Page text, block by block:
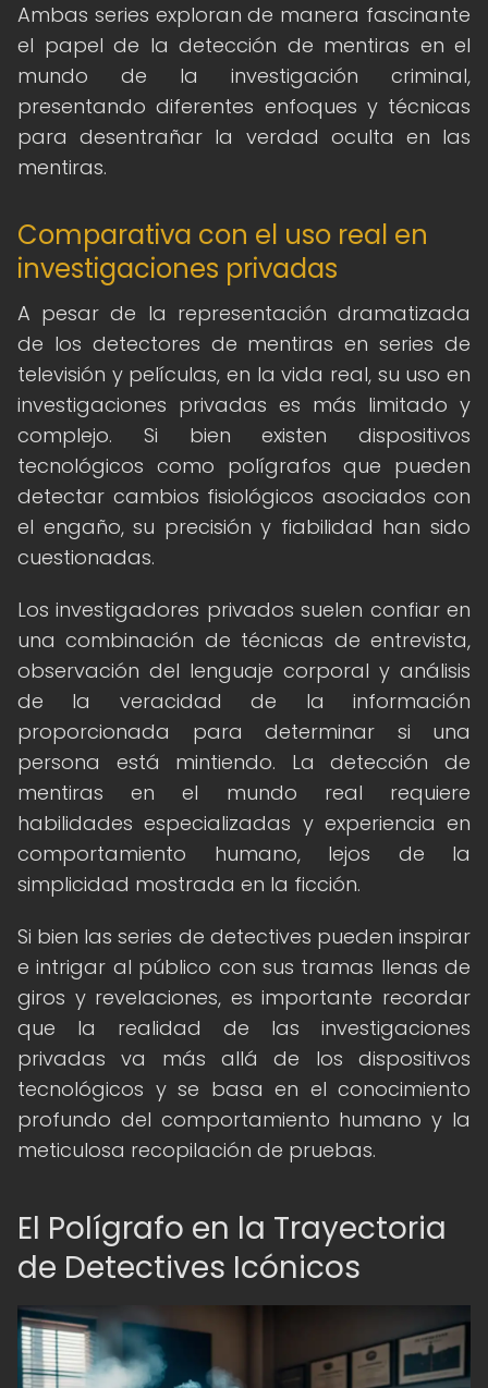
Ambas series exploran de manera fascinante
el papel de la detección de mentiras en el
mundo de la investigación criminal,
presentando diferentes enfoques y técnicas
para desentrañar la verdad oculta en las
mentiras.
Comparativa con el uso real en
investigaciones privadas
A pesar de la representación dramatizada
de los detectores de mentiras en series de
televisión y películas, en la vida real, su uso en
investigaciones privadas es más limitado y
complejo. Si bien existen dispositivos
tecnológicos como polígrafos que pueden
detectar cambios fisiológicos asociados con
el engaño, su precisión y fiabilidad han sido
cuestionadas.
Los investigadores privados suelen confiar en
una combinación de técnicas de entrevista,
observación del lenguaje corporal y análisis
de la veracidad de la información
proporcionada para determinar si una
persona está mintiendo. La detección de
mentiras en el mundo real requiere
habilidades especializadas y experiencia en
comportamiento humano, lejos de la
simplicidad mostrada en la ficción.
Si bien las series de detectives pueden inspirar
e intrigar al público con sus tramas llenas de
giros y revelaciones, es importante recordar
que la realidad de las investigaciones
privadas va más allá de los dispositivos
tecnológicos y se basa en el conocimiento
profundo del comportamiento humano y la
meticulosa recopilación de pruebas.
El Polígrafo en la Trayectoria
de Detectives Icónicos